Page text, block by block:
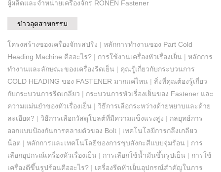
ผู้ผลิตและจำหน่ายเครื่องจักร RONEN Fastener
ข่าวอุตสาหกรรม
โครงสร้างของเครื่องจักรสปริง | หลักการทำงานของ Part Cold
Heading Machine คืออะไร? | การใช้งานเครื่องหัวเรื่องเย็น | หลักการ
ทำงานและลักษณะของเครื่องรีดเย็น | คุณรู้เกี่ยวกับกระบวนการ
COLD HEADING ของ FASTENER มากแค่ไหน | สิ่งที่คุณต้องรู้เกี่ยว
กับกระบวนการรีดเกลียว | กระบวนการหัวเรื่องเย็นของ Fastener และ
ความแม่นยำของหัวเรื่องเย็น | วิธีการเลือกระหว่างด้ายหยาบและด้าย
ละเอียด? | วิธีการเลือกวัสดุโบลต์ที่มีความแข็งแรงสูง | กลยุทธ์การ
ออกแบบป้องกันการคลายตัวของ Bolt | เทคโนโลยีการกลึงเกลียว
น็อต | หลักการและเทคโนโลยีของการชุบสังกะสีแบบจุ่มร้อน | การ
เลือกอุปกรณ์เครื่องหัวเรื่องเย็น | การเลือกใช้น้ำมันขึ้นรูปเย็น | การใช้
เครื่องตีขึ้นรูปร้อนคืออะไร? | เครื่องรีดหัวเย็นอุปกรณ์สำคัญในการ